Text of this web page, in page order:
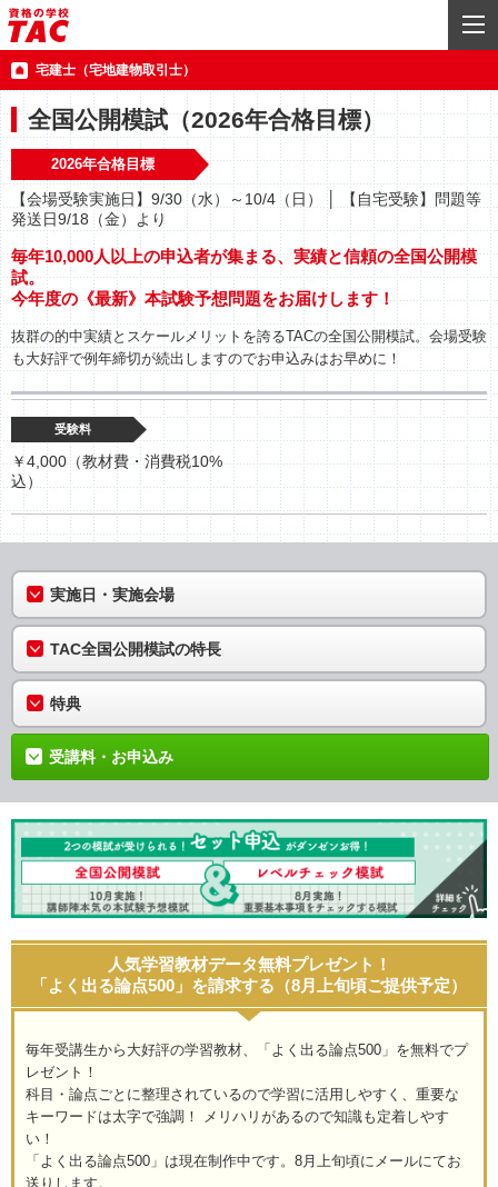
宅建士（宅地建物取引士）
全国公開模試（2026年合格目標）
2026年合格目標
【会場受験実施日】9/30（水）～10/4（日） │ 【自宅受験】問題等
発送日9/18（金）より
毎年10,000人以上の申込者が集まる、実績と信頼の全国公開模
試。
今年度の《最新》本試験予想問題をお届けします！
抜群の的中実績とスケールメリットを誇るTACの全国公開模試。会場受験
も大好評で例年締切が続出しますのでお申込みはお早めに！
受験料
￥4,000（教材費・消費税10%
込）
実施日・実施会場
TAC全国公開模試の特長
特典
受講料・お申込み
人気学習教材データ無料プレゼント！
「よく出る論点500」を請求する（8月上旬頃ご提供予定）
毎年受講生から大好評の学習教材、「よく出る論点500」を無料でプ
レゼント！
科目・論点ごとに整理されているので学習に活用しやすく、重要な
キーワードは太字で強調！ メリハリがあるので知識も定着しやす
い！
「よく出る論点500」は現在制作中です。8月上旬頃にメールにてお
送りします。